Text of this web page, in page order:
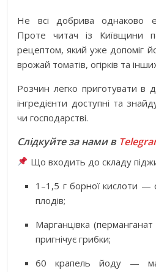
Не всі добрива однаково
Проте читач із Київщини
рецептом, який уже допоміг
врожай томатів, огірків та
Розчин легко приготувати в
інгредієнти доступні та
чи господарстві.
Слідкуйте за нами в
Що входить до складу
1–1,5 г борної кислоти —
плодів;
Марганцівка
пригнічує грибки;
60 крапель йоду — має